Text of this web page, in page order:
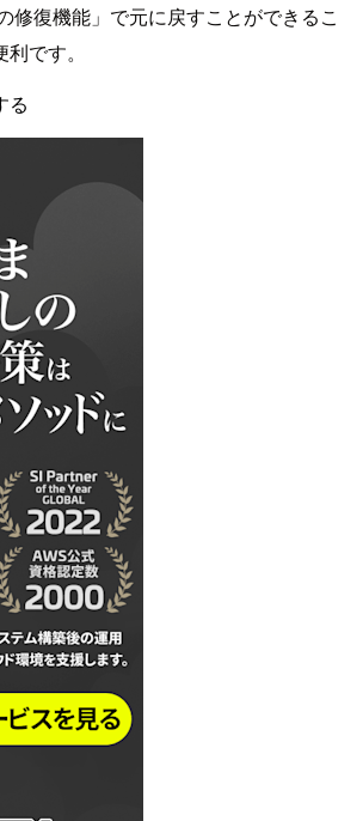
修復機能」で元に戻すことができるこ
です。
る